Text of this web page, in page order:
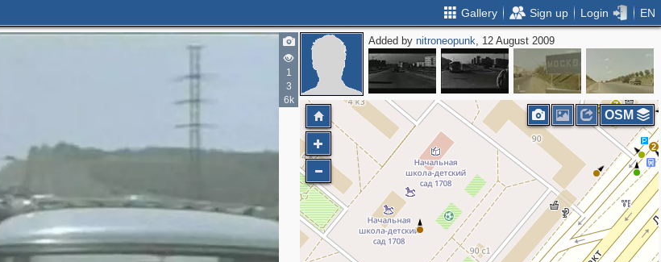
Gallery Sign up Login EN
1
3
6k
Added bynitroneopunk, 12 August 2009
2
2
7
2 OSM